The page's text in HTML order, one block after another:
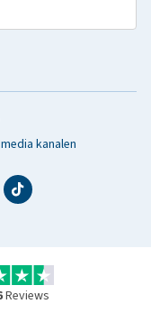
kanalen
Reviews